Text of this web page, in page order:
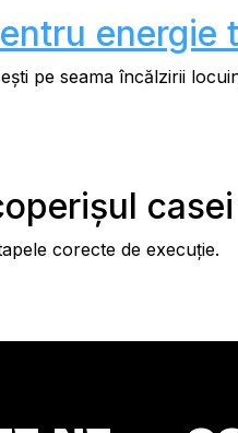
pe seama încălzirii
corecte de execuție.